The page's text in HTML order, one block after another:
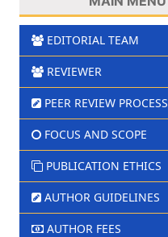
EDITORIAL TEAM
REVIEWER
PEER REVIEW PROCESS
FOCUS AND SCOPE
PUBLICATION ETHICS
AUTHOR GUIDELINES
AUTHOR FEES